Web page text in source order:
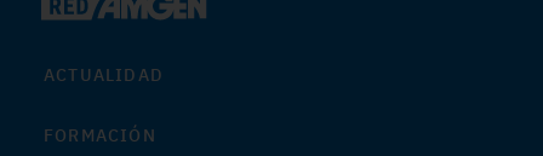
ACTUALIDAD
FORMACIÓN